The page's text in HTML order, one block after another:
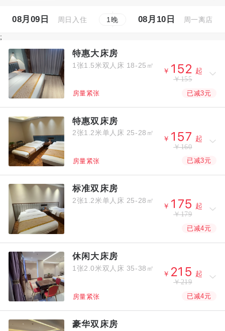
08月09日 周日入住 1晚 08月10日 周一离店
;
特惠大床房
1张1.5米双人床 18-25㎡
￥   
起
￥155
房量紧张 已减3元
特惠双床房
2张1.2米单人床 25-28㎡
￥   
起
￥160
房量紧张 已减3元
标准双床房
2张1.2米单人床 25-28㎡
￥  
起
￥179
已减4元
休闲大床房
1张2.0米双人床 35-38㎡
￥  
起
￥219
房量紧张 已减4元
豪华双床房